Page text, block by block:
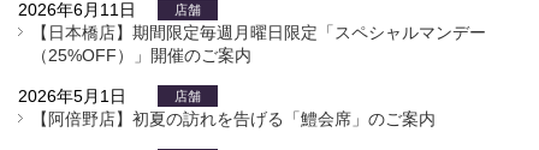
2026年6月11日 店舗
【日本橋店】期間限定毎週月曜日限定「スペシャルマンデー
（25%OFF）」開催のご案内
2026年5月1日 店舗
【阿倍野店】初夏の訪れを告げる「鱧会席」のご案内